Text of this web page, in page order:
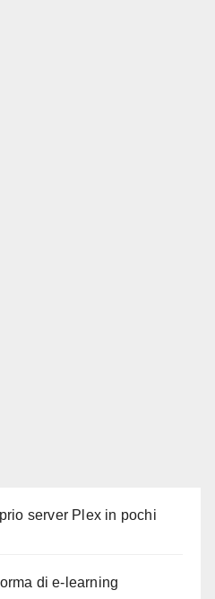
server Plex in pochi
di e-learning